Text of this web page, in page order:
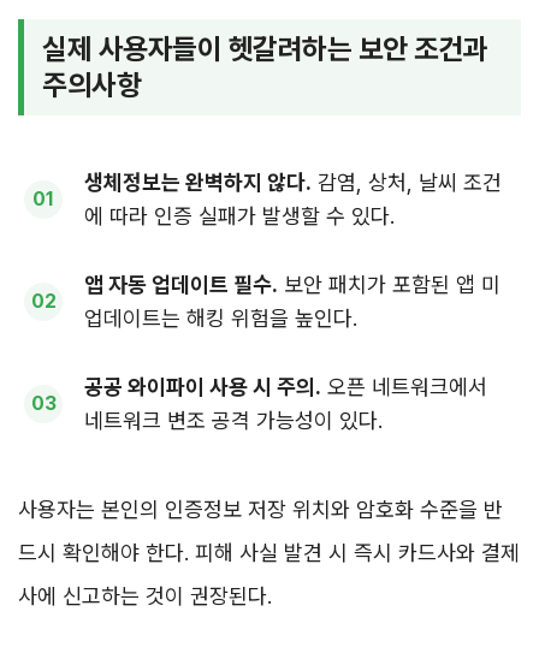
실제 사용자들이 헷갈려하는 보안 조건과
주의사항
생체정보는 완벽하지 않다. 감염, 상처, 날씨 조건
에 따라 인증 실패가 발생할 수 있다.
앱 자동 업데이트 필수. 보안 패치가 포함된 앱 미
업데이트는 해킹 위험을 높인다.
공공 와이파이 사용 시 주의. 오픈 네트워크에서
네트워크 변조 공격 가능성이 있다.
사용자는 본인의 인증정보 저장 위치와 암호화 수준을 반
드시 확인해야 한다. 피해 사실 발견 시 즉시 카드사와 결제
사에 신고하는 것이 권장된다.